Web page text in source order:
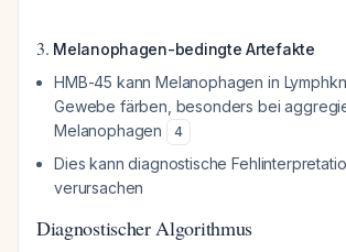
3. Melanophagen-bedingte Artefakte
HMB-45 kann Melanophagen in
Gewebe färben, besonders bei
Melanophagen
4
Dies kann diagnostische
verursachen
Diagnostischer Algorithmus